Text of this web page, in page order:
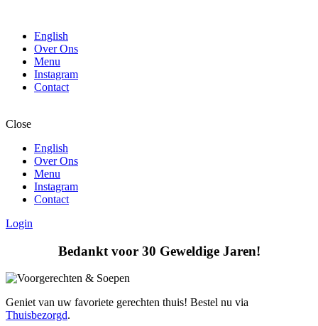
English
Over Ons
Menu
Instagram
Contact
Close
English
Over Ons
Menu
Instagram
Contact
Login
Bedankt voor 30 Geweldige Jaren!
Geniet van uw favoriete gerechten thuis! Bestel nu via
Thuisbezorgd.